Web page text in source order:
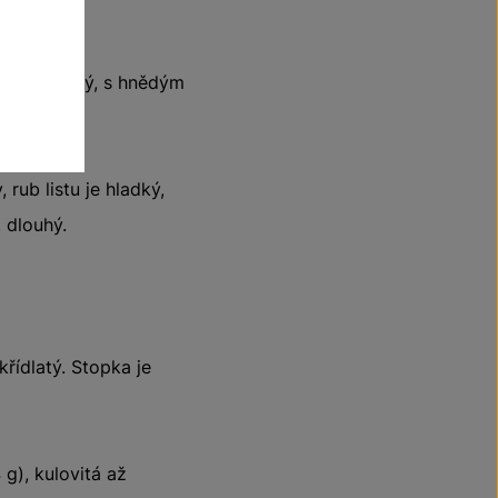
červený, s hnědým
rub listu je hladký,
Stopka je
g), kulovitá až